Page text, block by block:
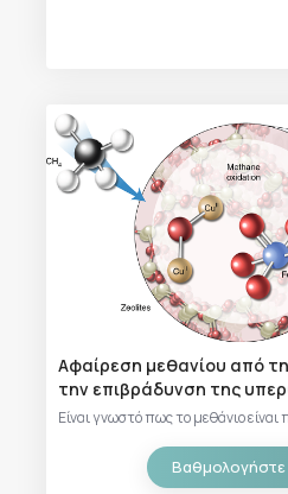
Αφαίρεση μεθανίου από
την επιβράδυνση της
Είναι γνωστό πως το μεθάνιο είναι